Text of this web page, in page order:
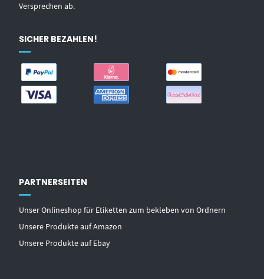
Versprechen ab.
SICHER BEZAHLEN!
PARTNERSEITEN
Unser Onlineshop für Etiketten zum bekleben von Ordnern
Unsere Produkte auf Amazon
Unsere Produkte auf Ebay